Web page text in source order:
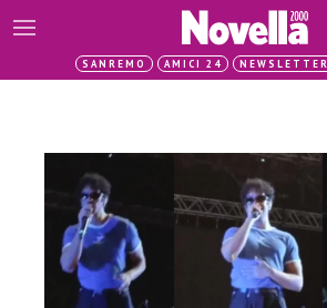
SANREMO AMICI 24 NEWSLETTER